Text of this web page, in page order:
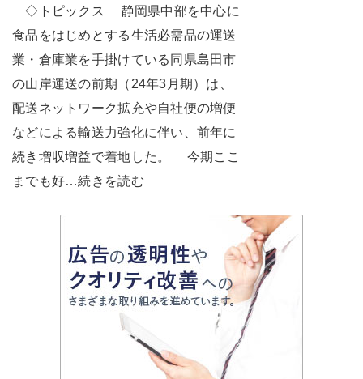
◇トピックス 静岡県中部を中心に
食品をはじめとする生活必需品の運送
業・倉庫業を手掛けている同県島田市
の山岸運送の前期（24年3月期）は、
配送ネットワーク拡充や自社便の増便
などによる輸送力強化に伴い、前年に
続き増収増益で着地した。 今期ここ
までも好…続きを読む